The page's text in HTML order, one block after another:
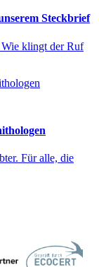
Steckbrief
Wie klingt der Ruf
Für alle, die